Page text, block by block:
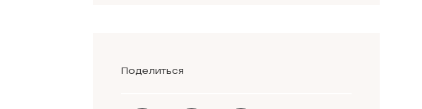
Поделиться